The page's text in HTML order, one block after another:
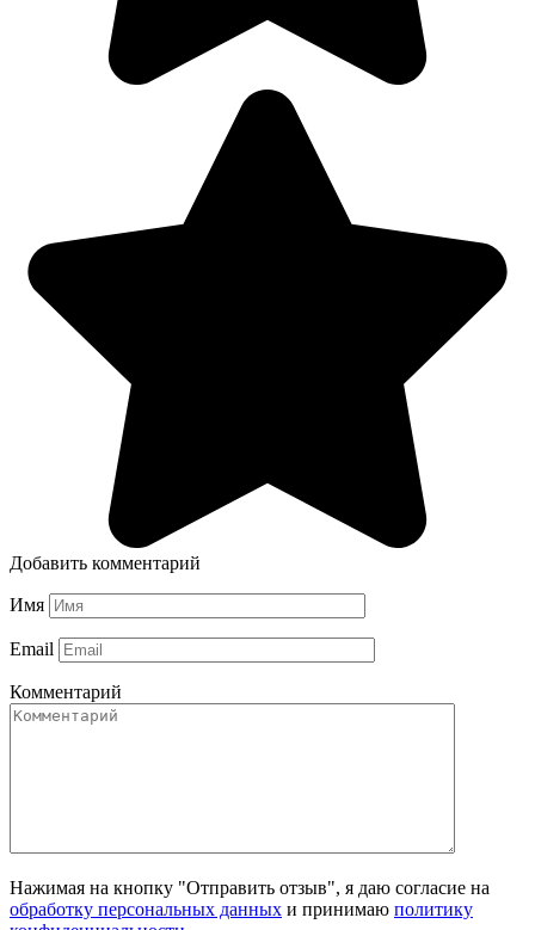
Добавить комментарий
Имя
Email
Комментарий
Нажимая на кнопку "Отправить отзыв", я даю согласие на
обработку персональных данных и принимаю политику